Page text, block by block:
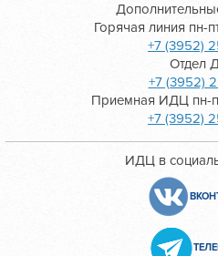
Горячая линия пн-
+7 (3952)
Отдел
+7 (3952)
Приемная ИДЦ пн-
+7 (3952)
ИДЦ в